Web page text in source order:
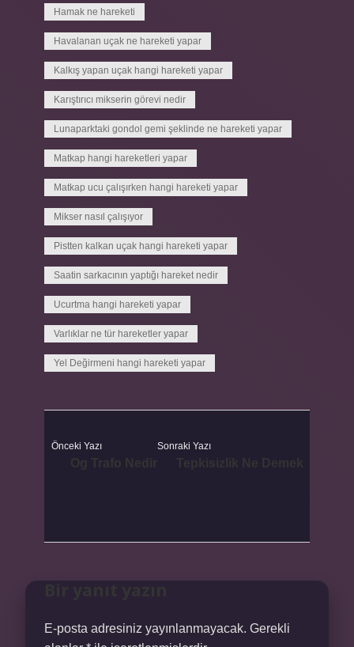
Hamak ne hareketi
Havalanan uçak ne hareketi yapar
Kalkış yapan uçak hangi hareketi yapar
Karıştırıcı mikserin görevi nedir
Lunaparktaki gondol gemi şeklinde ne hareketi yapar
Matkap hangi hareketleri yapar
Matkap ucu çalışırken hangi hareketi yapar
Mikser nasıl çalışıyor
Pistten kalkan uçak hangi hareketi yapar
Saatin sarkacının yaptığı hareket nedir
Ucurtma hangi hareketi yapar
Varlıklar ne tür hareketler yapar
Yel Değirmeni hangi hareketi yapar
Önceki Yazı Sonraki Yazı
E-posta adresiniz yayınlanmayacak. Gerekli